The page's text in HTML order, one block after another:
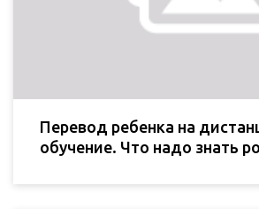
Перевод ребенка на
обучение. Что надо знать